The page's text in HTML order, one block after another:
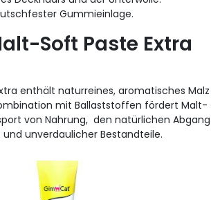
Gummieinlage.
Soft Paste Extra
enthält naturreines, aromatisches Malz
mit Ballaststoffen fördert Malt-
von Nahrung, den natürlichen Abgang
unverdaulicher Bestandteile.